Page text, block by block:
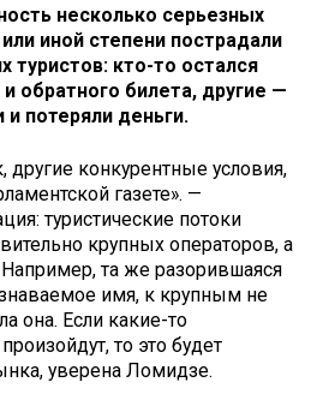
несколько серьезных
иной степени пострадали
туристов: кто-то остался
обратного билета, другие —
потеряли деньги.
другие конкурентные условия,
газете». —
туристические потоки
крупных операторов, а
та же разорившаяся
имя, к крупным не
она. Если какие-то
то это будет
уверена Ломидзе.